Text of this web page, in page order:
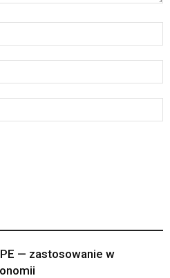
— zastosowanie w